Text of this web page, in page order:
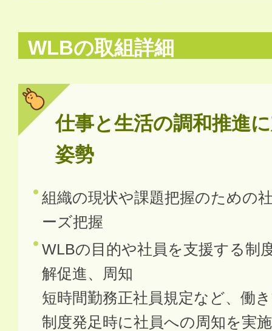
WLBの取組詳細
仕事と生活の調和推進
姿勢
組織の現状や課題把握のための
ーズ把握
WLBの目的や社員を支援する制
解促進、周知
短時間勤務正社員規定など、働
制度発足時に社員への周知を実